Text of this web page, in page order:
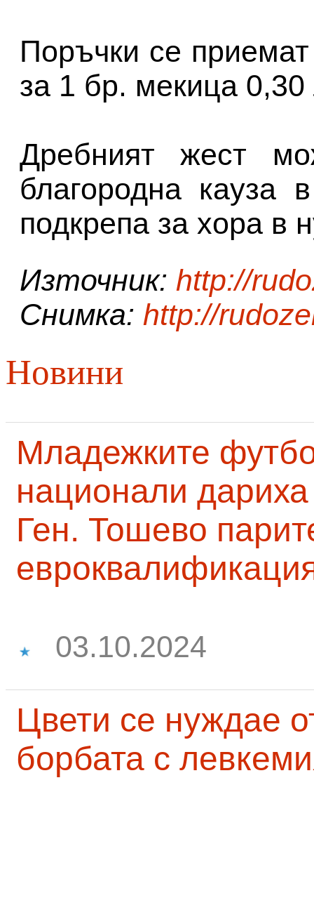
Поръчки се
за 1 бр. мекица 0,30
Дребният жест
благородна кауза
подкрепа за хора в
Източник: http://
Снимка: http://
Новини
Младежките
национали
Ген. Тошево
03.10.2024
Цвети се нуждае
борбата с